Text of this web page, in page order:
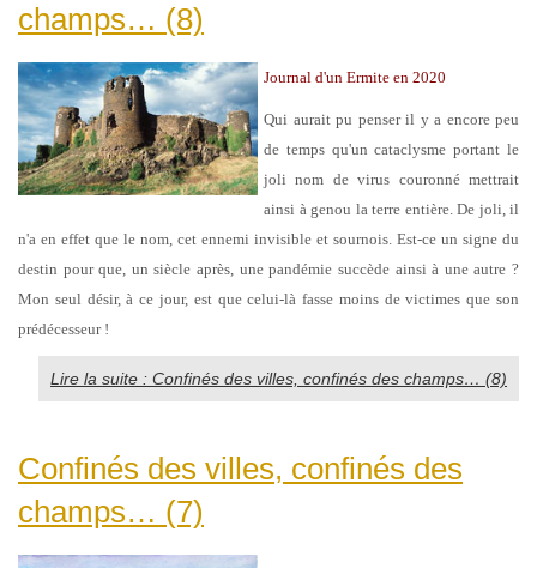
champs… (8)
Journal d'un Ermite en 2020
Qui aurait pu penser il y a encore peu
de temps qu'un cataclysme portant le
joli nom de virus couronné mettrait
ainsi à genou la terre entière. De joli, il
n'a en effet que le nom, cet ennemi invisible et sournois. Est-ce un signe du
destin pour que, un siècle après, une pandémie succède ainsi à une autre ?
Mon seul désir, à ce jour, est que celui-là fasse moins de victimes que son
prédécesseur !
Lire la suite : Confinés des villes, confinés des champs… (8)
Confinés des villes, confinés des
champs… (7)